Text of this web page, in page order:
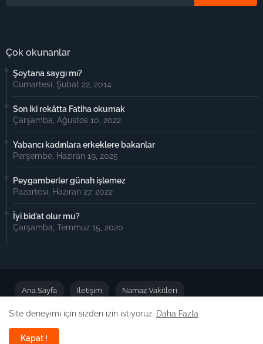
Çok okunanlar
Şeytana saygı mı?
Cumartesi, Şubat 22, 2014
Son iki rekâtta Fatiha okumak
Çarşamba, Ağustos 10, 2022
Yabancı kadınlara erkeklere bakanlar
Perşembe, Haziran 19, 2025
Peygamberler günah işlemez
Pazartesi, Haziran 27, 2022
İyi bid’at olur mu?
Çarşamba, Temmuz 15, 2020
Ana Sayfa İletişim Namaz Vakitleri
Önemli Duyuru
Site deneyimi için sizden izin istiyoruz. Daha Fazla
Kapat !